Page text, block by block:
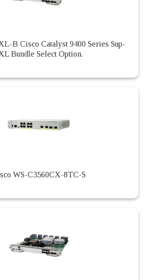
B Cisco Catalyst 9400 Series Sup-
Bundle Select Option.
WS-C3560CX-8TC-S